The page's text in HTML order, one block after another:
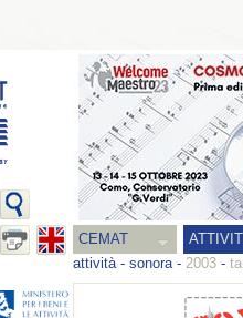
CEMAT
attività- sonora- 2003 -